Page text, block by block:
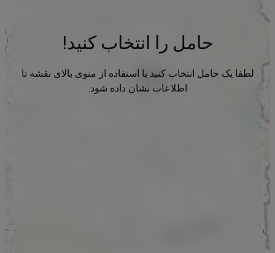
حامل را انتخاب کنید!
لطفا یک حامل انتخاب کنید با استفاده از منوی بالای نقشه تا
اطلاعات نشان داده شود.